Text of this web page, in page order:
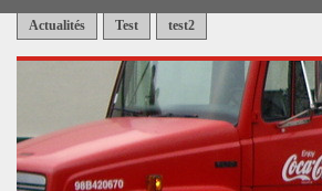
Actualités Test test2